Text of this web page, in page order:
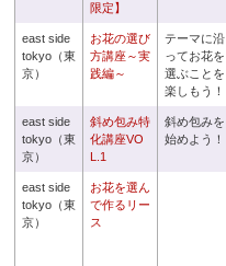
限定】
east side
tokyo（東
京）
お花の選び
方講座～実
践編～
テーマに沿
ってお花を
選ぶことを
楽しもう！
east side
tokyo（東
京）
斜め包み特
化講座VO
L.1
斜め包みを
始めよう！
east side
tokyo（東
京）
お花を選ん
で作るリー
ス